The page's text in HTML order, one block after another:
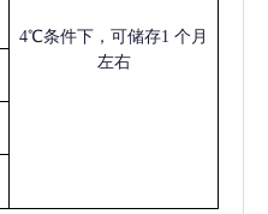
4℃条件下，可储存1 个月
左右